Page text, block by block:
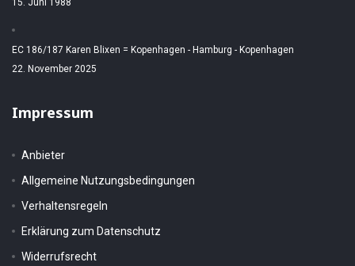
15. Juni 1988
EC 186/187 Karen Blixen = Kopenhagen - Hamburg - Kopenhagen
22. November 2025
Impressum
Anbieter
Allgemeine Nutzungsbedingungen
Verhaltensregeln
Erklärung zum Datenschutz
Widerrufsrecht